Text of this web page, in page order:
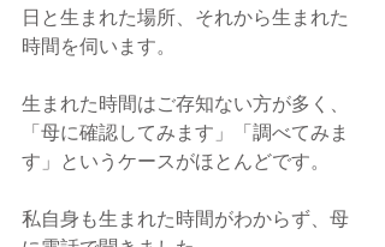
日と生まれた場所、それから生まれた
時間を伺います。
生まれた時間はご存知ない方が多く、
「母に確認してみます」「調べてみま
す」というケースがほとんどです。
私自身も生まれた時間がわからず、母